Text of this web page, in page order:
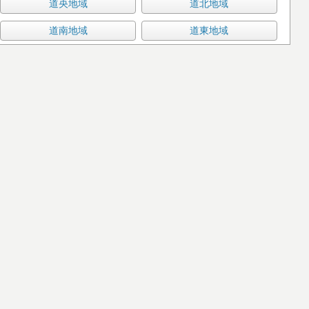
道央地域 道北地域
道南地域 道東地域